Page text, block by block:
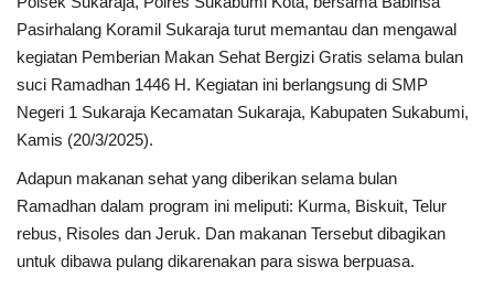
Cybers Event
UMKM & Ekonomi Kreatif
Pekerja Migran Indonesia
Ekonomi
Pendidikan
Pasirhalang Koramil Sukaraja turut memantau dan mengawal
kegiatan Pemberian Makan Sehat Bergizi Gratis selama bulan
suci Ramadhan 1446 H. Kegiatan ini berlangsung di SMP
Negeri 1 Sukaraja Kecamatan Sukaraja, Kabupaten Sukabumi,
Kamis (20/3/2025).
Adapun makanan sehat yang diberikan selama bulan
Ramadhan dalam program ini meliputi: Kurma, Biskuit, Telur
rebus, Risoles dan Jeruk. Dan makanan Tersebut dibagikan
untuk dibawa pulang dikarenakan para siswa berpuasa.